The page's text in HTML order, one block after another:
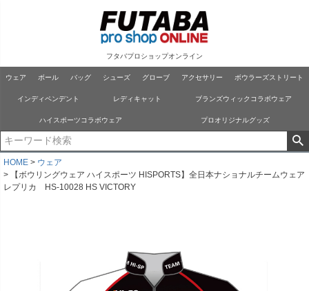
フタバプロショップオンライン
ウェア ボール バッグ シューズ グローブ アクセサリー ボウラーズストリート
インディペンデント レディキャット ブランズウィックコラボウェア
ハイスポーツコラボウェア プロオリジナルグッズ
HOME
ウェア
【ボウリングウェア ハイスポーツ HISPORTS】全日本ナショナルチームウェア
レプリカ HS-10028 HS VICTORY